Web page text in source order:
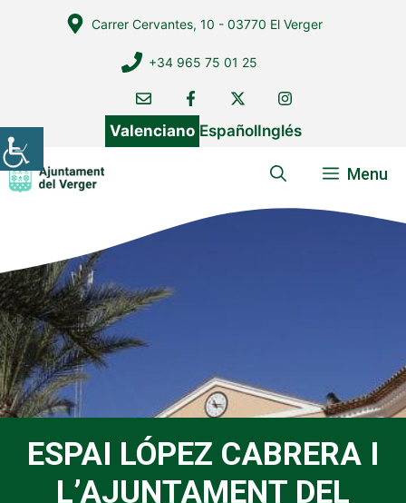
Carrer Cervantes, 10 - 03770 El Verger
+34 965 75 01 25
Valenciano EspañolInglés
Menu
ESPAI LÓPEZ CABRERA I
L’AJUNTAMENT DEL